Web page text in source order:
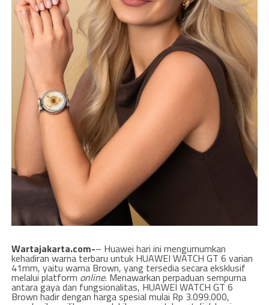
Wartajakarta.com-– Huawei hari ini mengumumkan
kehadiran warna terbaru untuk HUAWEI WATCH GT 6 varian
41mm, yaitu warna Brown, yang tersedia secara eksklusif
melalui platform online. Menawarkan perpaduan sempurna
antara gaya dan fungsionalitas, HUAWEI WATCH GT 6
Brown hadir dengan harga spesial mulai Rp 3.099.000,